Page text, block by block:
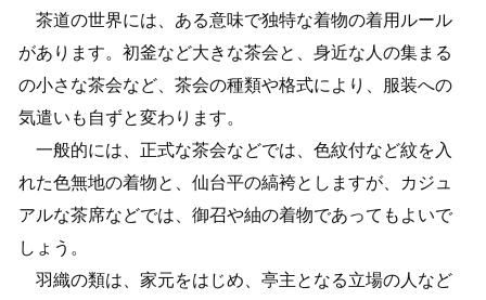
茶道の世界には、ある意味で独特な着物の着用ルール
があります。初釜など大きな茶会と、身近な人の集まる
の小さな茶会など、茶会の種類や格式により、服装への
気遣いも自ずと変わります。
一般的には、正式な茶会などでは、色紋付など紋を入
れた色無地の着物と、仙台平の縞袴としますが、カジュ
アルな茶席などでは、御召や紬の着物であってもよいで
しょう。
羽織の類は、家元をはじめ、亭主となる立場の人など